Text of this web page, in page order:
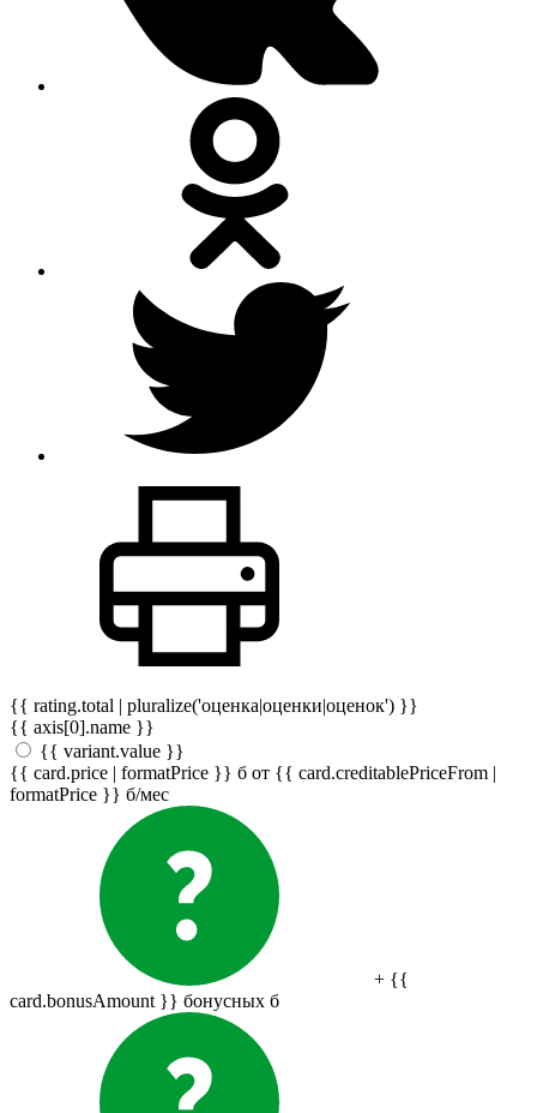
{{ rating.total | pluralize('оценка|оценки|оценок') }}
{{ axis[0].name }}
{{ variant.value }}
{{ card.price | formatPrice }} б от {{ card.creditablePriceFrom |
formatPrice }} б/мес
+ {{
card.bonusAmount }} бонусных б